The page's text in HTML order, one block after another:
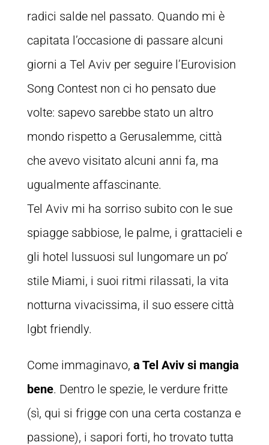
radici salde nel passato. Quando mi è
capitata l’occasione di passare alcuni
giorni a Tel Aviv per seguire l’Eurovision
Song Contest non ci ho pensato due
volte: sapevo sarebbe stato un altro
mondo rispetto a Gerusalemme, città
che avevo visitato alcuni anni fa, ma
ugualmente affascinante.
Tel Aviv mi ha sorriso subito con le sue
spiagge sabbiose, le palme, i grattacieli e
gli hotel lussuosi sul lungomare un po’
stile Miami, i suoi ritmi rilassati, la vita
notturna vivacissima, il suo essere città
lgbt friendly.
Come immaginavo, a Tel Aviv si mangia
bene. Dentro le spezie, le verdure fritte
(sì, qui si frigge con una certa costanza e
passione), i sapori forti, ho trovato tutta